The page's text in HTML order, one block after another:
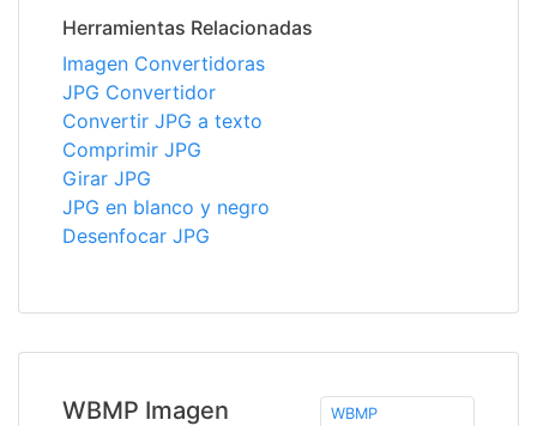
Herramientas Relacionadas
Imagen Convertidoras
JPG Convertidor
Convertir JPG a texto
Comprimir JPG
Girar JPG
JPG en blanco y negro
Desenfocar JPG
WBMP Imagen
WBMP